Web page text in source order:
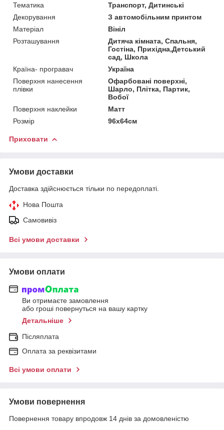
Тематика
Транспорт, Дитинські
Декорування
З автомобільним принтом
Матеріал
Вініл
Розташування
Дитяча кімната, Спальня,
Гостіна, Прихідна,Детський
сад, Школа
Країна- програвач
Україна
Поверхня нанесення
плівки
Офарбовані поверхні,
Шарло, Плітка, Партик,
Вобої
Поверхня наклейки
Матт
Розмір
96х64см
Приховати
Умови доставки
Доставка здійснюється тільки по передоплаті.
Нова Пошта
Самовивіз
Всі умови доставки
Умови оплати
Ви отримаєте замовлення
або гроші повернуться на вашу картку
Детальніше
Післяплата
Оплата за реквізитами
Всі умови оплати
Умови повернення
Повернення товару впродовж 14 днів за домовленістю